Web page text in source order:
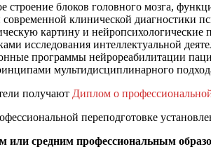
строение блоков головного мозга,
современной клинической диагностики
картину и
исследования интеллектуальной
программы нейрореабилитации
мультидисциплинарного
получают Диплом о
переподготовке
средним профессиональным